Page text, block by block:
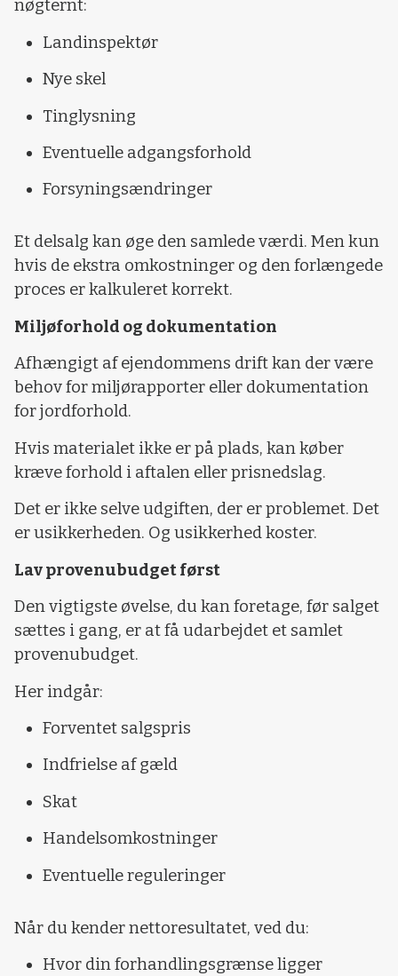
nøgternt:
Landinspektør
Nye skel
Tinglysning
Eventuelle adgangsforhold
Forsyningsændringer
Et delsalg kan øge den samlede værdi. Men kun
hvis de ekstra omkostninger og den forlængede
proces er kalkuleret korrekt.
Miljøforhold og dokumentation
Afhængigt af ejendommens drift kan der være
behov for miljørapporter eller dokumentation
for jordforhold.
Hvis materialet ikke er på plads, kan køber
kræve forhold i aftalen eller prisnedslag.
Det er ikke selve udgiften, der er problemet. Det
er usikkerheden. Og usikkerhed koster.
Lav provenubudget først
Den vigtigste øvelse, du kan foretage, før salget
sættes i gang, er at få udarbejdet et samlet
provenubudget.
Her indgår:
Forventet salgspris
Indfrielse af gæld
Skat
Handelsomkostninger
Eventuelle reguleringer
Når du kender nettoresultatet, ved du:
Hvor din forhandlingsgrænse ligger